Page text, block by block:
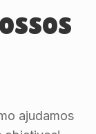
ajudamos